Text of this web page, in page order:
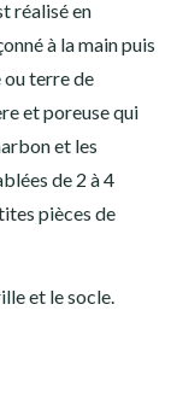
réalisé en
à la main puis
ou terre de
et poreuse qui
et les
de 2 à 4
pièces de
et le socle.